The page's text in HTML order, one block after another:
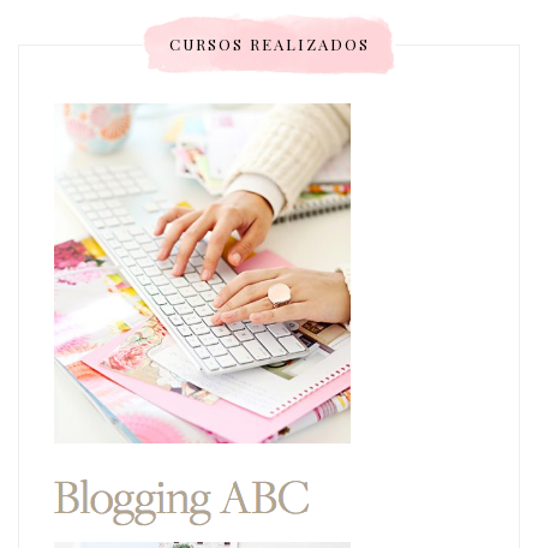
CURSOS REALIZADOS